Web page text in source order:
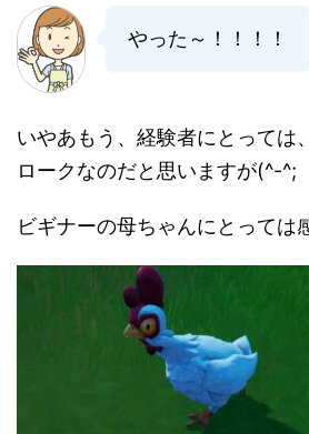
やった～！！！！
いやあもう、経験者にとっては
ロークなのだと思いますが(^-^;
ビギナーの母ちゃんにとっては